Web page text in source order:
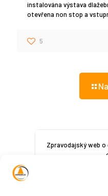
instalována výstava
otevřena non stop a
5
Zpravodajský web o